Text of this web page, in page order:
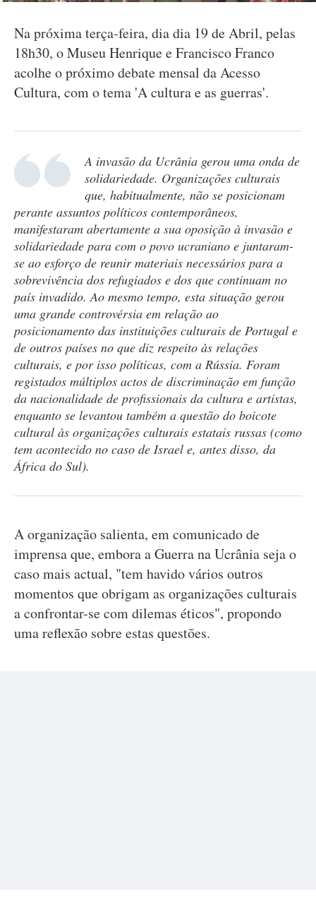
Na próxima terça-feira, dia dia 19 de Abril, pelas
18h30, o Museu Henrique e Francisco Franco
acolhe o próximo debate mensal da Acesso
Cultura, com o tema 'A cultura e as guerras'.
A invasão da Ucrânia gerou uma onda de
solidariedade. Organizações culturais
que, habitualmente, não se posicionam
perante assuntos políticos contemporâneos,
manifestaram abertamente a sua oposição à invasão e
solidariedade para com o povo ucraniano e juntaram-
se ao esforço de reunir materiais necessários para a
sobrevivência dos refugiados e dos que continuam no
país invadido. Ao mesmo tempo, esta situação gerou
uma grande controvérsia em relação ao
posicionamento das instituições culturais de Portugal e
de outros países no que diz respeito às relações
culturais, e por isso políticas, com a Rússia. Foram
registados múltiplos actos de discriminação em função
da nacionalidade de profissionais da cultura e artistas,
enquanto se levantou também a questão do boicote
cultural às organizações culturais estatais russas (como
tem acontecido no caso de Israel e, antes disso, da
África do Sul).
A organização salienta, em comunicado de
imprensa que, embora a Guerra na Ucrânia seja o
caso mais actual, "tem havido vários outros
momentos que obrigam as organizações culturais
a confrontar-se com dilemas éticos", propondo
uma reflexão sobre estas questões.